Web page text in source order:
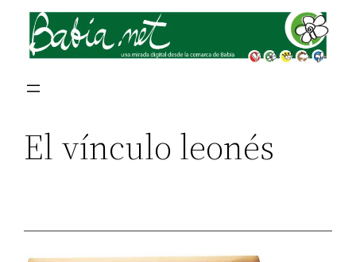
El vínculo leonés